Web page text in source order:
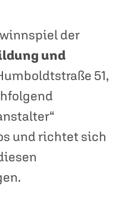
der
und
51,
und richtet sich